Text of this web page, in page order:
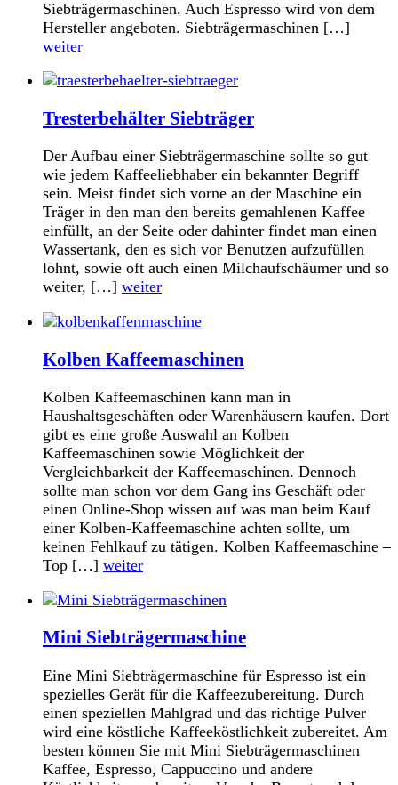
Siebträgermaschinen. Auch Espresso wird von dem
Hersteller angeboten. Siebträgermaschinen […]
weiter
Tresterbehälter Siebträger
Der Aufbau einer Siebträgermaschine sollte so gut
wie jedem Kaffeeliebhaber ein bekannter Begriff
sein. Meist findet sich vorne an der Maschine ein
Träger in den man den bereits gemahlenen Kaffee
einfüllt, an der Seite oder dahinter findet man einen
Wassertank, den es sich vor Benutzen aufzufüllen
lohnt, sowie oft auch einen Milchaufschäumer und so
weiter, […] weiter
Kolben Kaffeemaschinen
Kolben Kaffeemaschinen kann man in
Haushaltsgeschäften oder Warenhäusern kaufen. Dort
gibt es eine große Auswahl an Kolben
Kaffeemaschinen sowie Möglichkeit der
Vergleichbarkeit der Kaffeemaschinen. Dennoch
sollte man schon vor dem Gang ins Geschäft oder
einen Online-Shop wissen auf was man beim Kauf
einer Kolben-Kaffeemaschine achten sollte, um
keinen Fehlkauf zu tätigen. Kolben Kaffeemaschine –
Top […] weiter
Mini Siebträgermaschine
Eine Mini Siebträgermaschine für Espresso ist ein
spezielles Gerät für die Kaffeezubereitung. Durch
einen speziellen Mahlgrad und das richtige Pulver
wird eine köstliche Kaffeeköstlichkeit zubereitet. Am
besten können Sie mit Mini Siebträgermaschinen
Kaffee, Espresso, Cappuccino und andere